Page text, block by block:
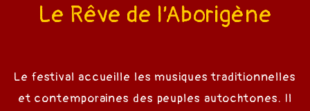
Le Rêve de l’Aborigène
Le festival accueille les musiques traditionnelles
et contemporaines des peuples autochtones. Il